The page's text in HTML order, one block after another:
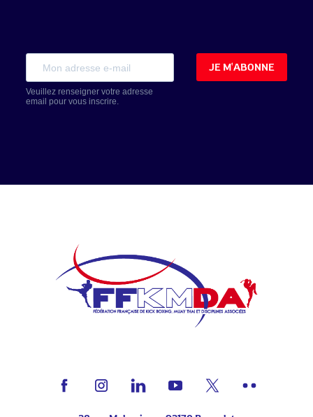
Veuillez renseigner votre adresse
email pour vous inscrire.
JE M'ABONNE